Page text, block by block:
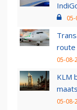
route
05-08-
KLM
05-08-